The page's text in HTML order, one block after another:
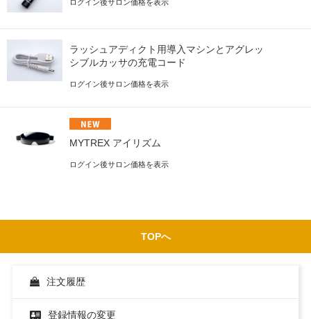
ログイン後サロン価格を表示
ラッシュアディクト用導入マシンとアグレッ
シブルカッサの充電コード
ログイン後サロン価格を表示
MYTREX アイリズム
ログイン後サロン価格を表示
TOPへ
注文履歴
登録情報の変更